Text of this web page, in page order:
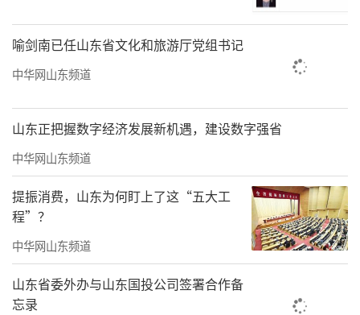
图片来源：国家企业信用信息公示系统
今年1月，上海国之杰投资发展有限公司持
有的恒丰银行3.02亿股股权四次被法院冻结。
888.10万元。该公司现存9条被执行人信息，被
执行总金额16.26亿元。该公司67次被法院限制
高消费，涉案总金额156.16亿元。
喻剑南已任山东省文化和旅游厅党组书记
中华网山东频道
山东正把握数字经济发展新机遇，建设数字强省
中华网山东频道
提振消费，山东为何盯上了这“五大工
程”？
中华网山东频道
山东省委外办与山东国投公司签署合作备
忘录